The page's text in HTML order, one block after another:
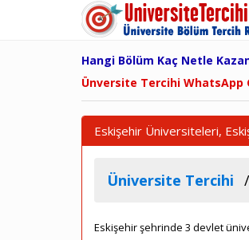
Hangi Bölüm Kaç Netle
Ünversite Tercihi WhatsApp
Eskişehir Üniversiteleri,
Üniversite Tercihi
Eskişehir şehrinde 3 devlet